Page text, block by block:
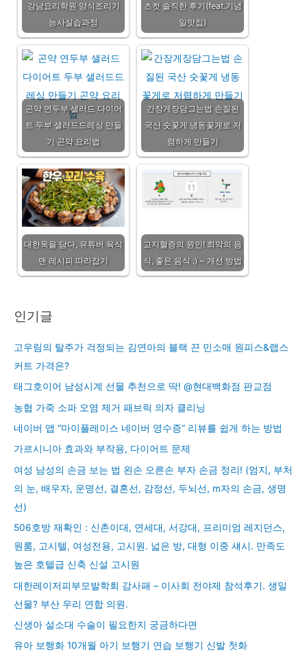
강남요리학원 양식조리기
능사실습과정
츠컷 솔직한 후기(feat.기념
일맛집)
곤약 연두부 샐러드 다이어
트 두부 샐러드드레싱 만들
기 곤약 요리법
간장게장담그는법 손질된
국산 숫꽃게 냉동꽃게로 저
렴하게 만들기
대한옥을 담다, 유튜버 육식
맨 레시피 따라잡기
고지혈증의 원인! 최악의 음
식, 좋은 음식 :) ~ 개선 방법
인기글
고우림의 탈주가 걱정되는 김연아의 블랙 끈 민소매 원피스&랩스
커트 가격은?
태그호이어 남성시계 선물 추천으로 딱! @현대백화점 판교점
농협 가죽 소파 오염 제거 패브릭 의자 클리닝
네이버 앱 “마이플레이스 네이버 영수증” 리뷰를 쉽게 하는 방법
가르시니아 효과와 부작용, 다이어트 문제
여성 남성의 손금 보는 법 왼손 오른손 부자 손금 정리! (엄지, 부처
의 눈, 배우자, 운명선, 결혼선, 감정선, 두뇌선, m자의 손금, 생명
선)
506호방 재확인 : 신촌이대, 연세대, 서강대, 프리미엄 레지던스,
원룸, 고시텔, 여성전용, 고시원. 넓은 방, 대형 이중 섀시. 만족도
높은 호텔급 신축 신설 고시원
대한레이저피부모발학회 감사패 – 이사회 전야제 참석후기. 생일
선물? 부산 우리 연합 의원.
신생아 설소대 수술이 필요한지 궁금하다면
유아 보행화 10개월 아기 보행기 연습 보행기 신발 첫화